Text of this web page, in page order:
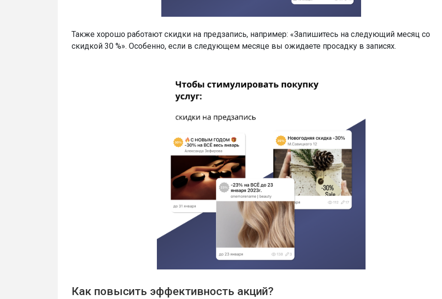
Также хорошо работают скидки на предзапись, например: «Запишитесь на следующий месяц со
скидкой 30 %». Особенно, если в следующем месяце вы ожидаете просадку в записях.
Как повысить эффективность акций?